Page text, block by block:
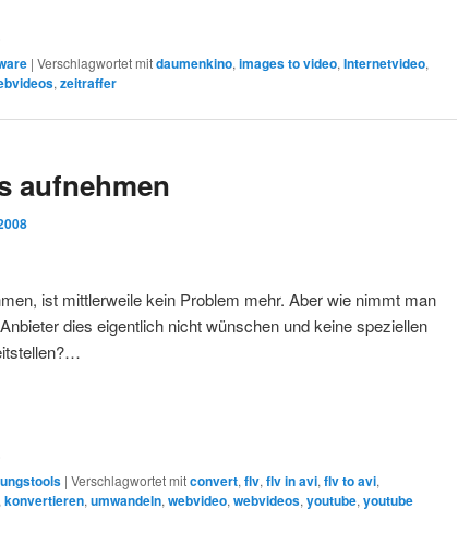
| Verschlagwortet mitdaumenkino, images to video, Internetvideo,
, zeitraffer
aufnehmen
ist mittlerweile kein Problem mehr. Aber wie nimmt man
dies eigentlich nicht wünschen und keine speziellen
| Verschlagwortet mitconvert, flv, flv in avi, flv to avi,
konvertieren, umwandeln, webvideo, webvideos, youtube, youtube